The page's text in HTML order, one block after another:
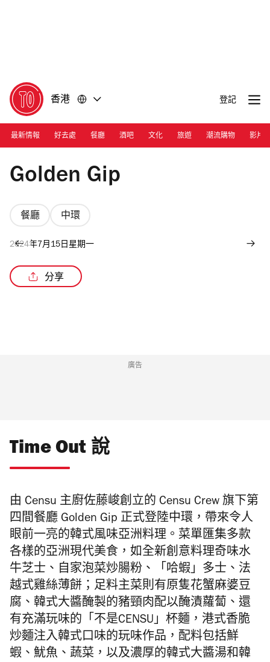
香港 登記
最新情報 好去處 餐廳 酒吧 文化 旅遊 潮流購物 影片
Photograph: Courtesy Golden Gip
Golden Gip
餐廳 中環
2024年7月15日星期一
分享
廣告
Time Out 說
由 Censu 主廚佐藤峻創立的 Censu Crew 旗下第
四間餐廳 Golden Gip 正式登陸中環，帶來令人
眼前一亮的韓式風味亞洲料理。菜單匯集多款
各樣的亞洲現代美食，如全新創意料理奇味水
牛芝士、自家泡菜炒腸粉、「哈蝦」多士、法
越式雞絲薄餅；足料主菜則有原隻花蟹麻婆豆
腐、韓式大醬醃製的豬頸肉配以醃漬蘿蔔、還
有充滿玩味的「不是CENSU」杯麵，港式香脆
炒麵注入韓式口味的玩味作品，配料包括鮮
蝦、魷魚、蔬菜，以及濃厚的韓式大醬湯和韓